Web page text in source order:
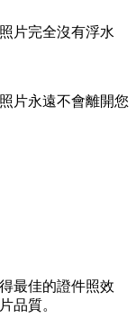
片完全沒有浮水
片永遠不會離開您
最佳的證件照效
品質。